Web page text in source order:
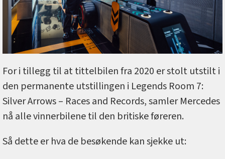
For i tillegg til at tittelbilen fra 2020 er stolt utstilt i
den permanente utstillingen i Legends Room 7:
Silver Arrows – Races and Records, samler Mercedes
nå alle vinnerbilene til den britiske føreren.
Så dette er hva de besøkende kan sjekke ut: